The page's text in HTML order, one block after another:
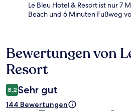
Le Bleu Hotel & Resort ist nur 7
Beach und 6 Minuten Fußweg
Bewertungen
Bewertungen von
Resort
8,2 Sehr gut
144 Bewertungen